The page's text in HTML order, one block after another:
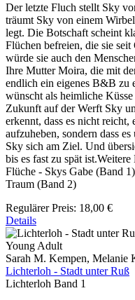
Der letzte Fluch stellt Sky
träumt Sky von einem
legt. Die Botschaft scheint
Flüchen befreien, die sie
würde sie auch den
Ihre Mutter Moira, die mit
endlich ein eigenes B&B zu
wünscht als heimliche
Zukunft auf der Werft Sky
erkennt, dass es nicht reicht,
aufzuheben, sondern dass
Sky sich am Ziel. Und
bis es fast zu spät
Flüche - Skys Gabe (Band
Traum (Band 2)
Regulärer Preis: 18,00 €
Details
Young Adult
Sarah M. Kempen, Melanie
Lichterloh - Stadt unter Ruß
Lichterloh Band 1